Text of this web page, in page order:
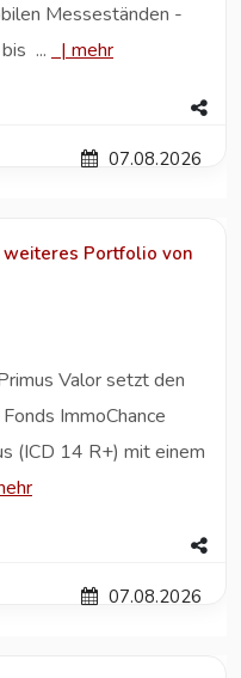
Messeständen -
...
| mehr
07.08.2026
weiteres Portfolio von
Valor setzt den
ImmoChance
(ICD 14 R+) mit einem
07.08.2026